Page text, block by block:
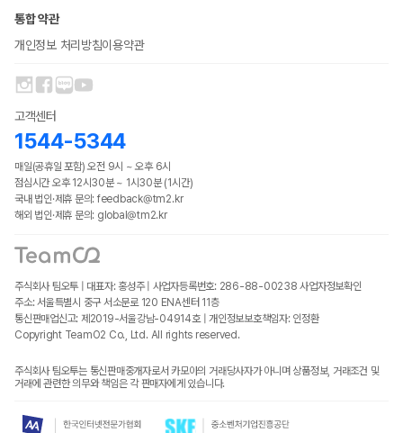
통합 약관
개인정보 처리방침이용약관
고객센터
1544-5344
매일(공휴일 포함) 오전 9시 ~ 오후 6시
점심시간 오후 12시30분 ~ 1시30분 (1시간)
국내 법인·제휴 문의: feedback@tm2.kr
해외 법인·제휴 문의: global@tm2.kr
주식회사 팀오투 | 대표자: 홍성주 | 사업자등록번호: 286-88-00238 사업자정보확인
주소: 서울특별시 중구 서소문로 120 ENA센터 11층
통신판매업신고: 제2019-서울강남-04914호 | 개인정보보호책임자: 인정환
Copyright TeamO2 Co., Ltd. All rights reserved.
주식회사 팀오투는 통신판매중개자로서 카모아의 거래당사자가 아니며 상품정보, 거래조건 및
거래에 관련한 의무와 책임은 각 판매자에게 있습니다.